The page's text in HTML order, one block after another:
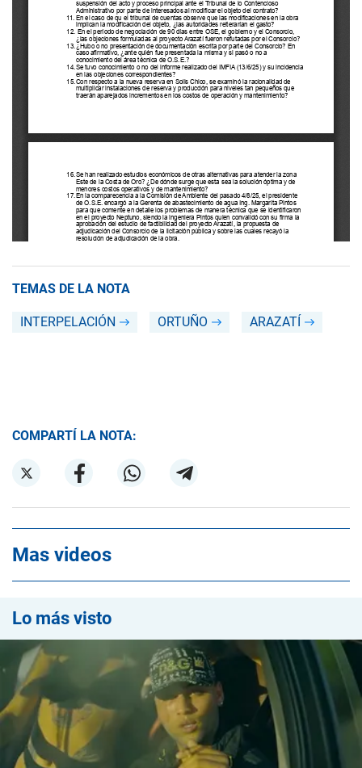
TEMAS DE LA NOTA
INTERPELACIÓN ORTUÑO ARAZATÍ
COMPARTÍ LA NOTA:
Mas videos
Lo más visto